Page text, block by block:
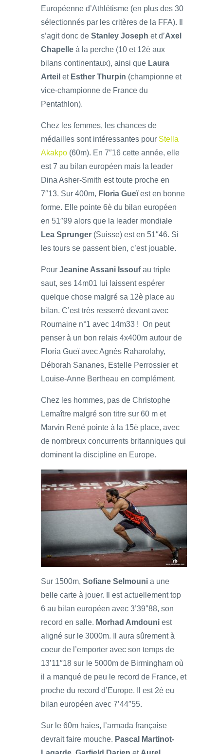
Européenne d’Athlétisme (en plus des 30
sélectionnés par les critères de la FFA). Il
s’agit donc de Stanley Joseph et d’Axel
Chapelle à la perche (10 et 12è aux
bilans continentaux), ainsi que Laura
Arteil et Esther Thurpin (championne et
vice-championne de France du
Pentathlon).
Chez les femmes, les chances de
médailles sont intéressantes pour Stella
Akakpo (60m). En 7″16 cette année, elle
est 7 au bilan européen mais la leader
Dina Asher-Smith est toute proche en
7″13. Sur 400m, Floria Gueïest en bonne
forme. Elle pointe 6è du bilan européen
en 51″99 alors que la leader mondiale
Lea Sprunger (Suisse) est en 51″46. Si
les tours se passent bien, c’est jouable.
Pour Jeanine Assani Issoufau triple
saut, ses 14m01 lui laissent espérer
quelque chose malgré sa 12è place au
bilan. C’est très resserré devant avec
Roumaine n°1 avec 14m33 ! On peut
penser à un bon relais 4x400m autour de
Floria Gueï avec Agnès Raharolahy,
Déborah Sananes, Estelle Perrossier et
Louise-Anne Bertheau en complément.
Chez les hommes, pas de Christophe
Lemaître malgré son titre sur 60 m et
Marvin René pointe à la 15è place, avec
de nombreux concurrents britanniques qui
dominent la discipline en Europe.
Sur 1500m, Sofiane Selmouni a une
belle carte à jouer. Il est actuellement top
6 au bilan européen avec 3’39″88, son
record en salle. Morhad Amdouni est
aligné sur le 3000m. Il aura sûrement à
coeur de l’emporter avec son temps de
13’11″18 sur le 5000m de Birmingham où
il a manqué de peu le record de France, et
proche du record d’Europe. Il est 2è eu
bilan européen avec 7’44″55.
Sur le 60m haies, l’armada française
devrait faire mouche. Pascal Martinot-